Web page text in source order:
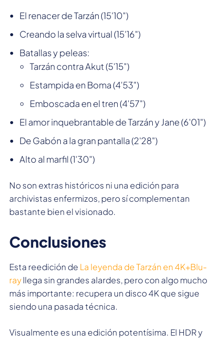
El renacer de Tarzán (15'10")
Creando la selva virtual (15'16")
Batallas y peleas:
Tarzán contra Akut (5'15")
Estampida en Boma (4'53")
Emboscada en el tren (4'57")
El amor inquebrantable de Tarzán y Jane (6'01")
De Gabón a la gran pantalla (2'28")
Alto al marfil (1'30")
No son extras históricos ni una edición para
archivistas enfermizos, pero sí complementan
bastante bien el visionado.
Conclusiones
Esta reedición de La leyenda de Tarzán en 4K+Blu-
rayllega sin grandes alardes, pero con algo mucho
más importante: recupera un disco 4K que sigue
siendo una pasada técnica.
Visualmente es una edición potentísima. El HDR y